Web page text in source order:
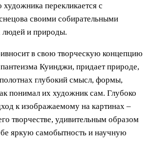
художника перекликается с
своими собирательными
людей и природы.
в свою творческую концепцию
Куинджи, придает природе,
глубокий смысл, формы,
понимал их художник сам. Глубоко
к изображаемому на картинах –
творчестве, удивительным образом
яркую самобытность и научную